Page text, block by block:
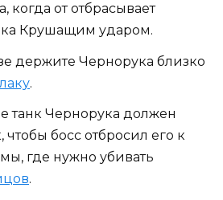
когда от отбрасывает
Крушащим ударом.
держите Чернорука близко
.
танк Чернорука должен
чтобы босс отбросил его к
где нужно убивать
.